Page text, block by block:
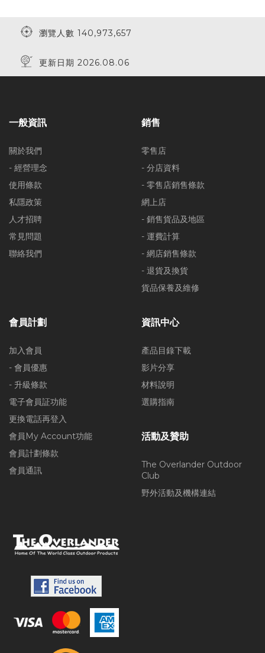
瀏覽人數 140,973,657
更新日期 2026.08.06
一般資訊
關於我們
- 經營理念
使用條款
私隱政策
人才招聘
常見問題
聯絡我們
銷售
零售店
- 分店資料
- 零售店銷售條款
網上店
- 銷售貨品及地區
- 運費計算
- 網店銷售條款
- 退貨及換貨
貨品保養及維修
會員計劃
加入會員
- 會員優惠
- 升級條款
電子會員証功能
更換電話再登入
會員My Account功能
會員計劃條款
會員通訊
資訊中心
產品目錄下載
影片分享
材料說明
選購指南
活動及贊助
The Overlander Outdoor
Club
野外活動及機構連結